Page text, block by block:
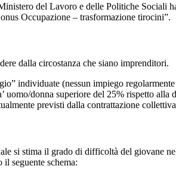
del Lavoro e delle Politiche Sociali
Occupazione – trasformazione tirocini”.
dalla circostanza che siano imprenditori.
individuate (nessun impiego
donna superiore del 25% rispetto
previsti dalla contrattazione
si stima il grado di difficoltà del giovane
seguente schema: